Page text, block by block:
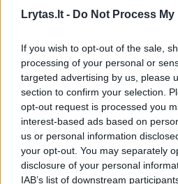
Lrytas.lt - Do Not Process
If you wish to opt-out of the sale,
processing of your personal or
targeted advertising by us, please
section to confirm your selection.
opt-out request is processed you
interest-based ads based on
us or personal information
your opt-out. You may separately
disclosure of your personal
IAB’s list of downstream
Ne mažiau svarbu ir tai,
„paprastas“ augintinis.
įrengta, erdvi
pakratu kasimui,
judėjimui ir subalansuota